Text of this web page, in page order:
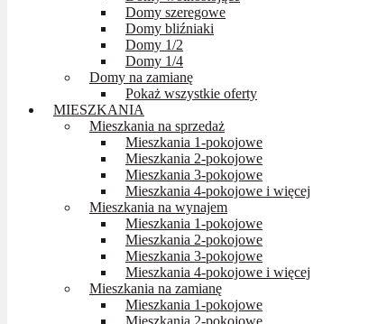
Domy szeregowe
Domy bliźniaki
Domy 1/2
Domy 1/4
Domy na zamianę
Pokaż wszystkie oferty
MIESZKANIA
Mieszkania na sprzedaż
Mieszkania 1-pokojowe
Mieszkania 2-pokojowe
Mieszkania 3-pokojowe
Mieszkania 4-pokojowe i więcej
Mieszkania na wynajem
Mieszkania 1-pokojowe
Mieszkania 2-pokojowe
Mieszkania 3-pokojowe
Mieszkania 4-pokojowe i więcej
Mieszkania na zamianę
Mieszkania 1-pokojowe
Mieszkania 2-pokojowe